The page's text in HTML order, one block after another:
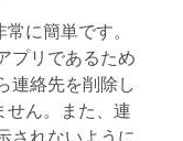
に簡単です。
プリであるため
連絡先を削除し
せん。また、連